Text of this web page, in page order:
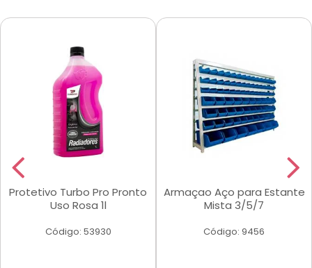
Protetivo Turbo Pro Pronto
Uso Rosa 1l
Código: 53930
Armaçao Aço para Estante
Mista 3/5/7
Código: 9456